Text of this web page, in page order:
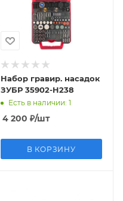
Набор гравир. насадок
ЗУБР 35902-H238
Есть в наличии: 1
4 200 ₽/шт
В КОРЗИНУ